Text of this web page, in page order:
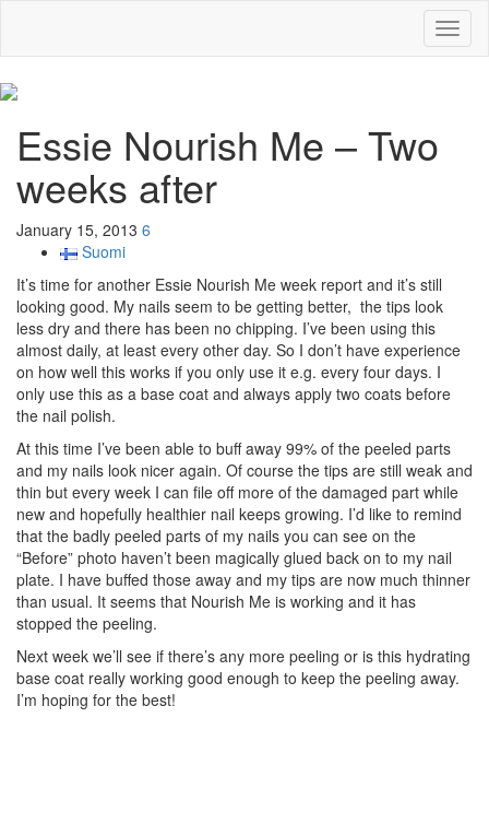
Essie Nourish Me – Two
weeks after
January 15, 2013 6
Suomi
It’s time for another Essie Nourish Me week report and it’s still
looking good. My nails seem to be getting better, the tips look
less dry and there has been no chipping. I’ve been using this
almost daily, at least every other day. So I don’t have experience
on how well this works if you only use it e.g. every four days. I
only use this as a base coat and always apply two coats before
the nail polish.
At this time I’ve been able to buff away 99% of the peeled parts
and my nails look nicer again. Of course the tips are still weak and
thin but every week I can file off more of the damaged part while
new and hopefully healthier nail keeps growing. I’d like to remind
that the badly peeled parts of my nails you can see on the
“Before” photo haven’t been magically glued back on to my nail
plate. I have buffed those away and my tips are now much thinner
than usual. It seems that Nourish Me is working and it has
stopped the peeling.
Next week we’ll see if there’s any more peeling or is this hydrating
base coat really working good enough to keep the peeling away.
I’m hoping for the best!